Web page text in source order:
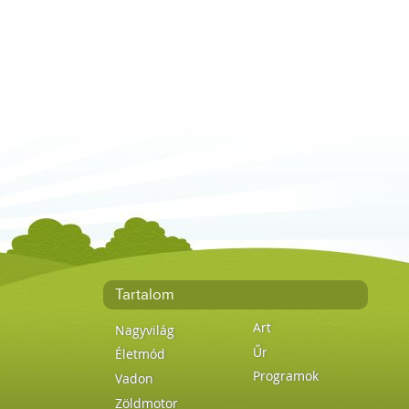
Tartalom
Nagyvilág
Életmód
Vadon
Zöldmotor
Art
Űr
Programok